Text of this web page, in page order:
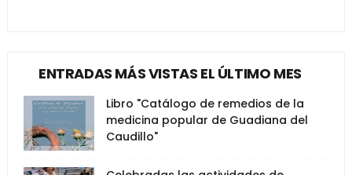
ENTRADAS MÁS VISTAS EL ÚLTIMO MES
Libro "Catálogo de remedios de la
medicina popular de Guadiana del
Caudillo"